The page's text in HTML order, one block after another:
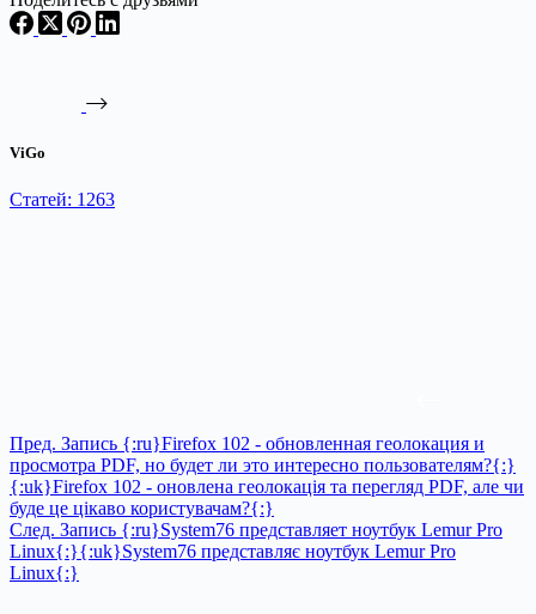
ViGo
Статей: 1263
Пред. Запись {:ru}Firefox 102 - обновленная геолокация и
просмотра PDF, но будет ли это интересно пользователям?{:}
{:uk}Firefox 102 - оновлена геолокація та перегляд PDF, але чи
буде це цікаво користувачам?{:}
След. Запись {:ru}System76 представляет ноутбук Lemur Pro
Linux{:}{:uk}System76 представляє ноутбук Lemur Pro
Linux{:}